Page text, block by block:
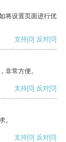
将设置页面进行优
支持[0] 反对[0]
非常方便。
支持[0] 反对[0]
。
支持[0] 反对[0]